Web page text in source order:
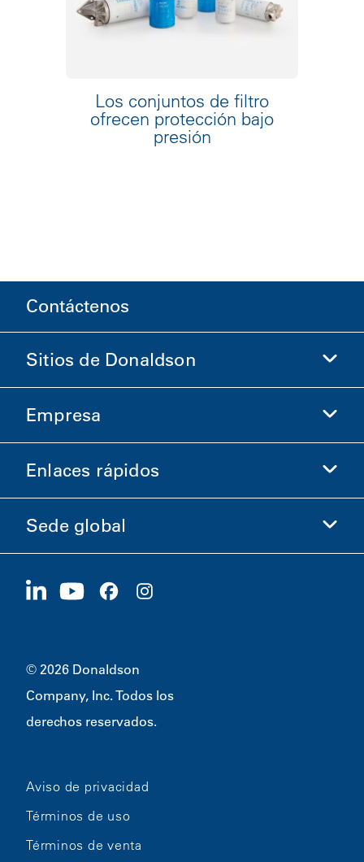
Los conjuntos de filtro
ofrecen protección bajo
presión
Contáctenos
Sitios de Donaldson
Donaldson Life Sciences
Comprar en Donaldson
Empresa
Información de la empresa
Ética y cumplimiento
Carreras
Enlaces rápidos
Inversionistas
Proveedores
Sostenibilidad
Sede global
1400 W 94th Street
© 2026 Donaldson
Company, Inc. Todos los
derechos reservados.
Aviso de privacidad
Términos de uso
Términos de venta